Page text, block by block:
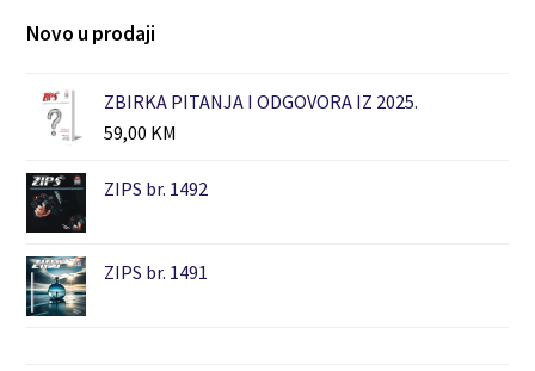
Novo u prodaji
ZBIRKA PITANJA I ODGOVORA IZ 2025.
59,00 KM
ZIPS br. 1492
ZIPS br. 1491